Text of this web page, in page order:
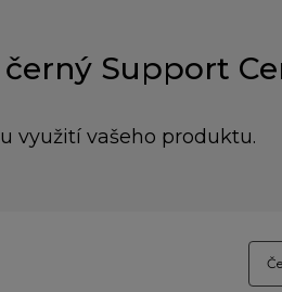
Support
využití vašeho produktu.